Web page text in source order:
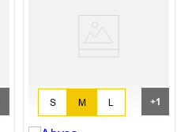
S L
M +1